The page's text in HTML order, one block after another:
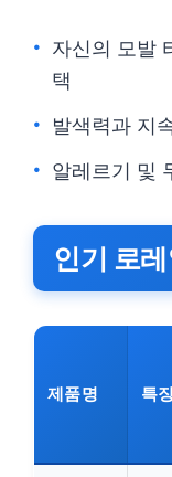
자신의 모발
택
발색력과 지
알레르기 및
인기 로
제품명 특징